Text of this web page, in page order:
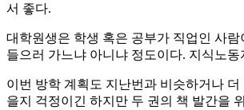
서 좋다.
대학원생은 학생 혹은 공부가 직업인 사
들으러 가느냐 아니냐 정도이다. 지식노
이번 방학 계획도 지난번과 비슷하거나
을지 걱정이긴 하지만 두 권의 책 발간을